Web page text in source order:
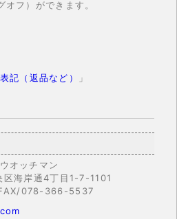
フ）ができます。
記（返品など）
」
オッチマン
海岸通4丁目1-7-1101
078-366-5537